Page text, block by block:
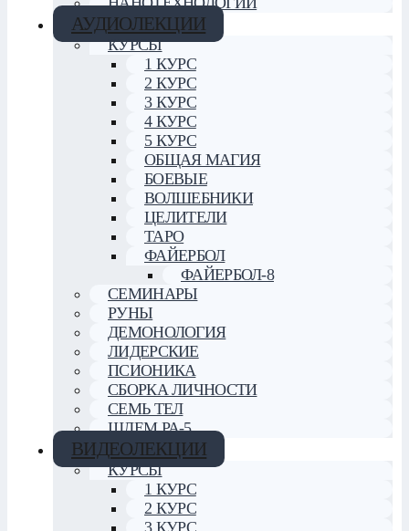
АУДИОЛЕКЦИИ
КУРСЫ
1 КУРС
2 КУРС
3 КУРС
4 КУРС
5 КУРС
ОБЩАЯ МАГИЯ
БОЕВЫЕ
ВОЛШЕБНИКИ
ЦЕЛИТЕЛИ
ТАРО
ФАЙЕРБОЛ
ФАЙЕРБОЛ-8
СЕМИНАРЫ
РУНЫ
ДЕМОНОЛОГИЯ
ЛИДЕРСКИЕ
ПСИОНИКА
СБОРКА ЛИЧНОСТИ
СЕМЬ ТЕЛ
ШЛЕМ РА-5
ВИДЕОЛЕКЦИИ
КУРСЫ
1 КУРС
2 КУРС
3 КУРС